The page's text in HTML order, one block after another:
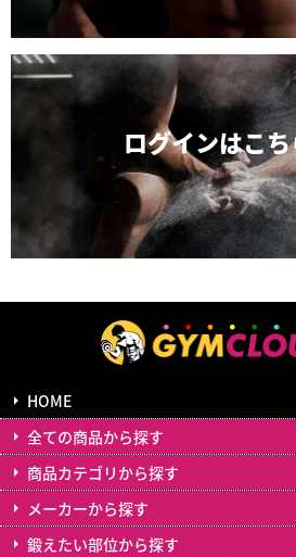
ログインはこ
HOME
全ての商品から探す
商品カテゴリから探す
メーカーから探す
鍛えたい部位から探す